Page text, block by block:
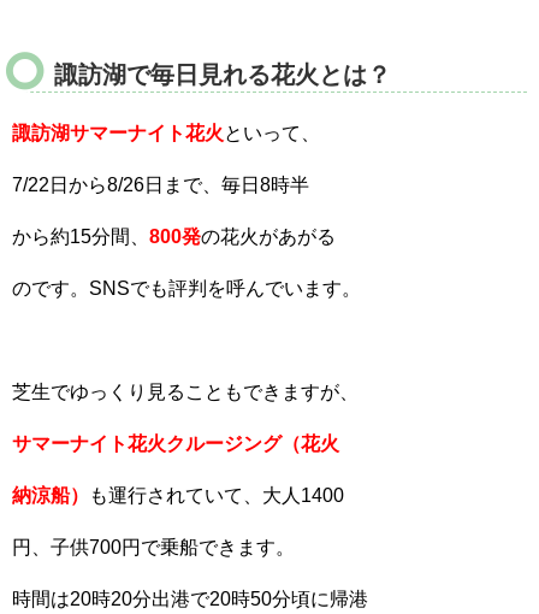
諏訪湖で毎日見れる花火とは？
諏訪湖サマーナイト花火といって、
7/22日から8/26日まで、毎日8時半
から約15分間、 800発の花火があがる
のです。SNSでも評判を呼んでいます。
芝生でゆっくり見ることもできますが、
サマーナイト花火クルージング（花火
納涼船） も運行されていて、大人1400
円、子供700円で乗船できます。
時間は20時20分出港で20時50分頃に帰港